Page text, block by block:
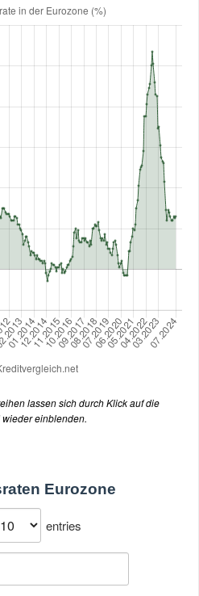
lassen sich durch Klick auf die
einblenden.
Eurozone
entries